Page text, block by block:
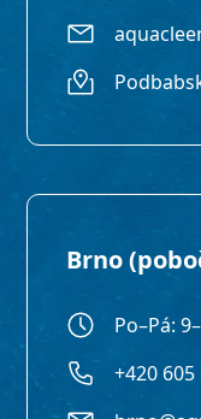
Brno
Po–Pá:
+420